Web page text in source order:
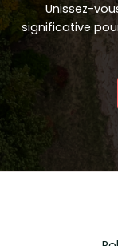
Unissez-
significative